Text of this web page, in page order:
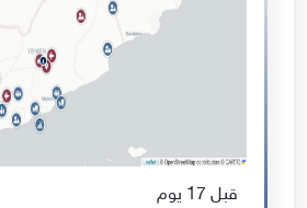
قبل 17 يوم